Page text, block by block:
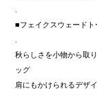
■フェイクスウェードト
秋らしさを小物から取
ッグ
肩にもかけられるデザ